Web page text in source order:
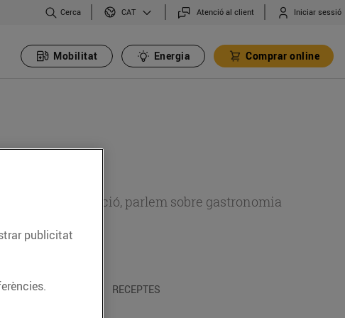
Cerca CAT Atenció al client Iniciar sessió
Mobilitat Energia Comprar online
sobre alimentació, parlem sobre gastronomia
I TRADICIONS RECEPTES
publicitat